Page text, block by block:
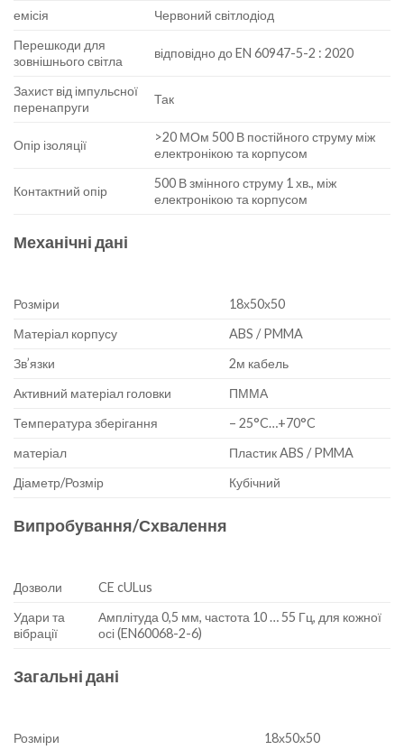
емісія
Червоний світлодіод
Перешкоди для
зовнішнього світла
відповідно до EN 60947-5-2 : 2020
Захист від імпульсної
перенапруги
Так
Опір ізоляції
>20 МОм 500 В постійного струму між
електронікою та корпусом
Контактний опір
500 В змінного струму 1 хв., між
електронікою та корпусом
Механічні дані
Розміри
18х50х50
Матеріал корпусу
ABS / PMMA
Зв’язки
2м кабель
Активний матеріал головки
ПММА
Температура зберігання
– 25°C…+70°C
матеріал
Пластик ABS / PMMA
Діаметр/Розмір
Кубічний
Випробування/Схвалення
Дозволи
CE cULus
Удари та
вібрації
Амплітуда 0,5 мм, частота 10 … 55 Гц, для кожної
осі (EN60068-2-6)
Загальні дані
Розміри
18х50х50